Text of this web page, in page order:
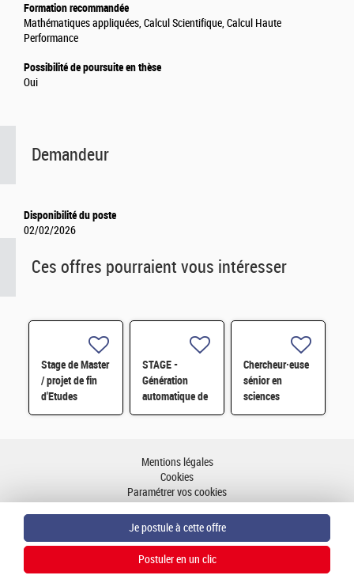
Formation recommandée
Mathématiques appliquées, Calcul Scientifique, Calcul Haute
Performance
Possibilité de poursuite en thèse
Oui
Demandeur
Disponibilité du poste
02/02/2026
Ces offres pourraient vous intéresser
Stage de Master
/ projet de fin
d'Etudes
d'ingénieur H/F
STAGE -
Génération
automatique de
microstructures
Chercheur·euse
sénior en
sciences
biomédicales et
Mentions légales
Cookies
Paramétrer vos cookies
Plan du site
Aller en haut